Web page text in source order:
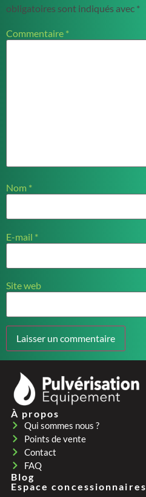
obligatoires sont indiqués avec *
Commentaire *
Nom *
E-mail *
Site web
À propos
Qui sommes nous ?
Points de vente
Contact
FAQ
Blog
Espace concessionnaires